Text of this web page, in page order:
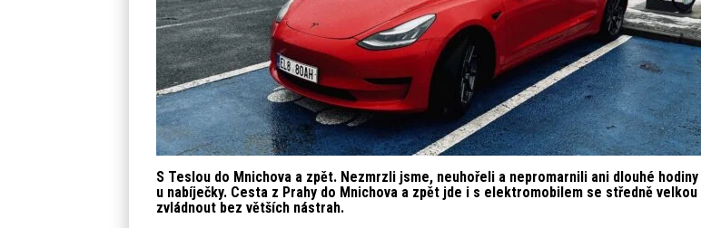
S Teslou do Mnichova a zpět. Nezmrzli jsme, neuhořeli a nepromarnili ani dlouhé hodiny
u nabíječky. Cesta z Prahy do Mnichova a zpět jde i s elektromobilem se středně
zvládnout bez větších nástrah.